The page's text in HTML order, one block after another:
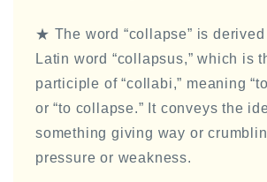
★ The word “collapse” is derived
Latin word “collapsus,” which is
participle of “collabi,” meaning
or “to collapse.” It conveys the
something giving way or
pressure or weakness.